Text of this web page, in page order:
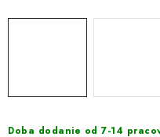
Doba dodanie od 7-14